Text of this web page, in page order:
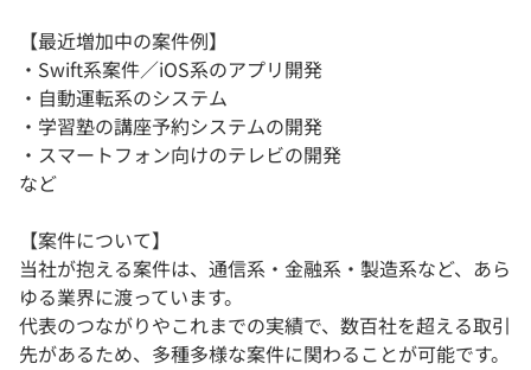
【最近増加中の案件例】
・Swift系案件／iOS系のアプリ開発
・自動運転系のシステム
・学習塾の講座予約システムの開発
・スマートフォン向けのテレビの開発
など
【案件について】
当社が抱える案件は、通信系・金融系・製造系など、あら
ゆる業界に渡っています。
代表のつながりやこれまでの実績で、数百社を超える取引
先があるため、多種多様な案件に関わることが可能です。